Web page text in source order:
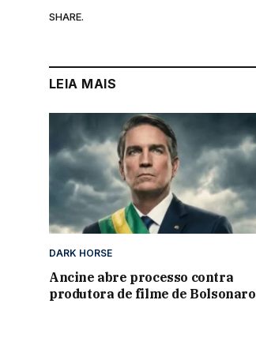
SHARE.
LEIA MAIS
DARK HORSE
Ancine abre processo contra
produtora de filme de Bolsonaro